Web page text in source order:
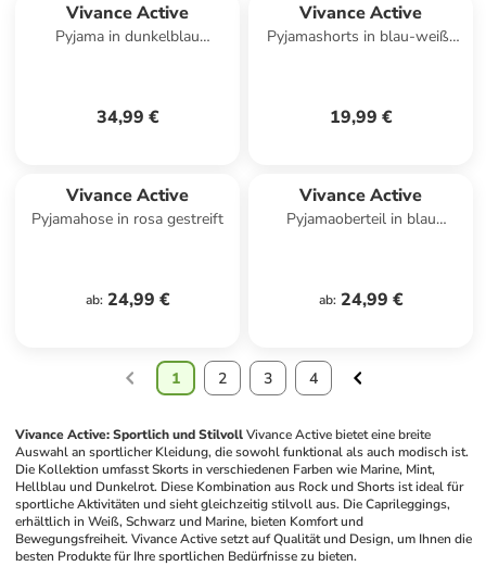
Vivance Active
Pyjama in dunkelblau
34,99 €
Vivance Active
Pyjamashorts in blau-weiß-
19,99 €
Vivance Active
Pyjamahose in rosa gestreift
ab: 24,99 €
Vivance Active
Pyjamaoberteil in blau
ab: 24,99 €
1 2 3 4
Vivance Active: Sportlich und Stilvoll Vivance Active bietet eine breite
Auswahl an sportlicher Kleidung, die sowohl funktional als auch modisch ist.
Die Kollektion umfasst Skorts in verschiedenen Farben wie Marine, Mint,
Hellblau und Dunkelrot. Diese Kombination aus Rock und Shorts ist ideal für
sportliche Aktivitäten und sieht gleichzeitig stilvoll aus. Die Caprileggings,
erhältlich in Weiß, Schwarz und Marine, bieten Komfort und
Bewegungsfreiheit. Vivance Active setzt auf Qualität und Design, um Ihnen die
besten Produkte für Ihre sportlichen Bedürfnisse zu bieten.